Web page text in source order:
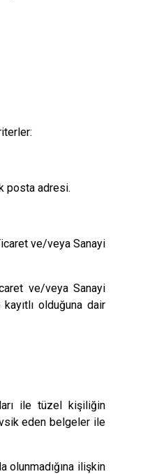
posta adresi.
ve/veya Sanayi
ve/veya Sanayi
olduğuna dair
ile tüzel kişiliğin
eden belgeler ile
olunmadığına ilişkin